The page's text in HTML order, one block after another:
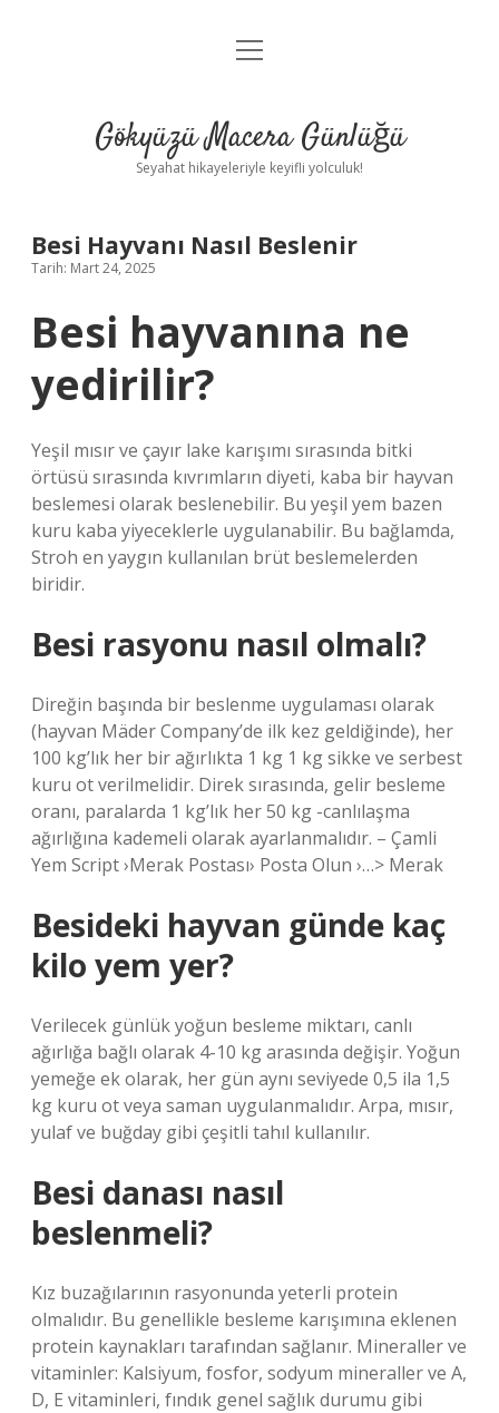
Anasayfa
Yasal Uyarı
menüyü
Gökyüzü Macera Günlüğü
Seyahat hikayeleriyle keyifli yolculuk!
Besi Hayvanı Nasıl Beslenir
Tarih: Mart 24, 2025
Besi hayvanına ne
yedirilir?
Yeşil mısır ve çayır lake karışımı sırasında bitki
örtüsü sırasında kıvrımların diyeti, kaba bir hayvan
beslemesi olarak beslenebilir. Bu yeşil yem bazen
kuru kaba yiyeceklerle uygulanabilir. Bu bağlamda,
Stroh en yaygın kullanılan brüt beslemelerden
biridir.
Besi rasyonu nasıl olmalı?
Direğin başında bir beslenme uygulaması olarak
(hayvan Mäder Company’de ilk kez geldiğinde), her
100 kg’lık her bir ağırlıkta 1 kg 1 kg sikke ve serbest
kuru ot verilmelidir. Direk sırasında, gelir besleme
oranı, paralarda 1 kg’lık her 50 kg -canlılaşma
ağırlığına kademeli olarak ayarlanmalıdır. – Çamli
Yem Script ›Merak Postası› Posta Olun ›…> Merak
Besideki hayvan günde kaç
kilo yem yer?
Verilecek günlük yoğun besleme miktarı, canlı
ağırlığa bağlı olarak 4-10 kg arasında değişir. Yoğun
yemeğe ek olarak, her gün aynı seviyede 0,5 ila 1,5
kg kuru ot veya saman uygulanmalıdır. Arpa, mısır,
yulaf ve buğday gibi çeşitli tahıl kullanılır.
Besi danası nasıl
beslenmeli?
Kız buzağılarının rasyonunda yeterli protein
olmalıdır. Bu genellikle besleme karışımına eklenen
protein kaynakları tarafından sağlanır. Mineraller ve
vitaminler: Kalsiyum, fosfor, sodyum mineraller ve A,
D, E vitaminleri, fındık genel sağlık durumu gibi